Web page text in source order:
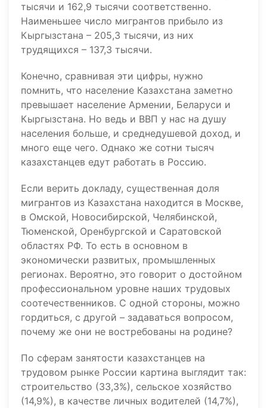
тысячи и 162,9 тысячи соответственно.
Наименьшее число мигрантов прибыло из
Кыргызстана – 205,3 тысячи, из них
трудящихся – 137,3 тысячи.
Конечно, сравнивая эти цифры, нужно
помнить, что население Казахстана заметно
превышает население Армении, Беларуси и
Кыргызстана. Но ведь и ВВП у нас на душу
населения больше, и среднедушевой доход, и
много еще чего. Однако же сотни тысяч
казахстанцев едут работать в Россию.
Если верить докладу, существенная доля
мигрантов из Казахстана находится в Москве,
в Омской, Новосибирской, Челябинской,
Тюменской, Оренбургской и Саратовской
областях РФ. То есть в основном в
экономически развитых, промышленных
регионах. Вероятно, это говорит о достойном
профессиональном уровне наших трудовых
соотечественников. С одной стороны, можно
гордиться, с другой – задаваться вопросом,
почему же они не востребованы на родине?
По сферам занятости казахстанцев на
трудовом рынке России картина выглядит так:
строительство (33,3%), сельское хозяйство
(14,9%), в качестве личных водителей (14,7%),